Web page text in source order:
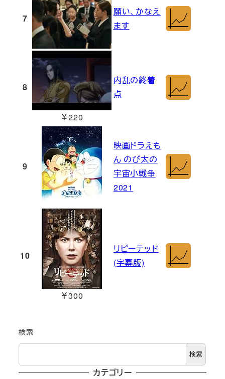
7
願い、かなえ
ます
8
￥220
内乱の終着
点
9
映画ドラえも
ん のび太の
宇宙小戦争
2021
10
￥300
リピーテッド
(字幕版)
検索
検索
カテゴリー